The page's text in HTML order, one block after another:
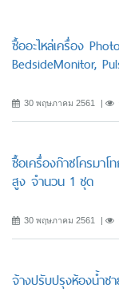
ซื้ออะไหล่เครื่อง
BedsideMonitor,
30 พฤษภาคม 2561
ซื้อเครื่องก๊าซโครมา
สูง จำนวน 1 ชุด
30 พฤษภาคม 2561
จ้างปรับปรุงห้องน้ำ